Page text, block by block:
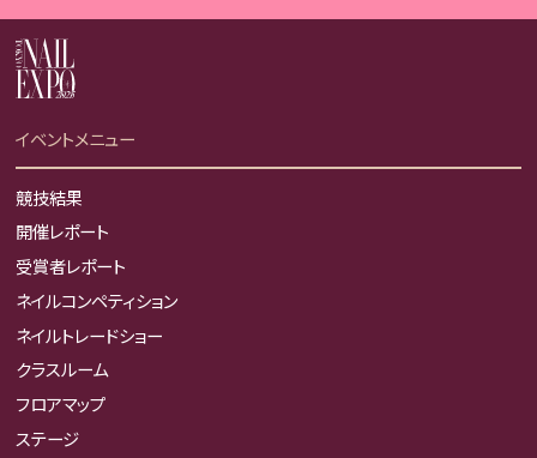
イベントメニュー
競技結果
開催レポート
受賞者レポート
ネイルコンペティション
ネイルトレードショー
クラスルーム
フロアマップ
ステージ